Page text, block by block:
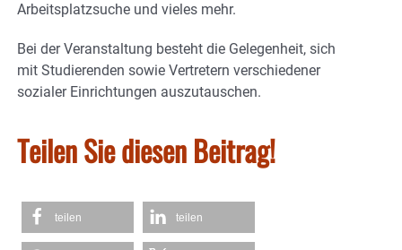
Arbeitsplatzsuche und vieles mehr.
Bei der Veranstaltung besteht die Gelegenheit, sich
mit Studierenden sowie Vertretern verschiedener
sozialer Einrichtungen auszutauschen.
Teilen Sie diesen Beitrag!
teilen teilen